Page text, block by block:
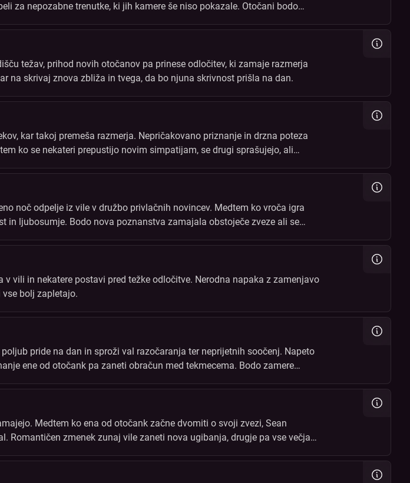
za nepozabne trenutke, ki jih kamere še niso pokazale. Otočani bodo
težav, prihod novih otočanov pa prinese odločitev, ki zamaje razmerja
na skrivaj znova zbliža in tvega, da bo njuna skrivnost prišla na dan.
kar takoj premeša razmerja. Nepričakovano priznanje in drzna poteza
ko se nekateri prepustijo novim simpatijam, se drugi sprašujejo, ali
noč odpelje iz vile v družbo privlačnih novincev. Medtem ko vroča igra
in ljubosumje. Bodo nova poznanstva zamajala obstoječe zveze ali se
vili in nekatere postavi pred težke odločitve. Nerodna napaka z zamenjavo
bolj zapletajo.
pride na dan in sproži val razočaranja ter neprijetnih soočenj. Napeto
ene od otočank pa zaneti obračun med tekmecema. Bodo zamere
Medtem ko ena od otočank začne dvomiti o svoji zvezi, Sean
Romantičen zmenek zunaj vile zaneti nova ugibanja, drugje pa vse večja